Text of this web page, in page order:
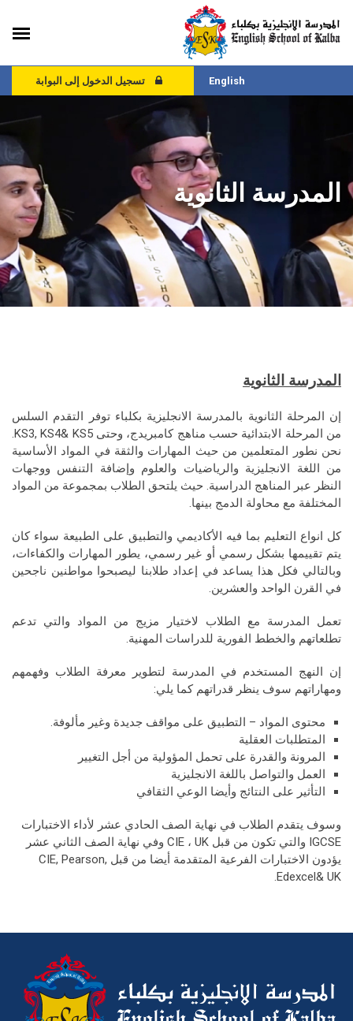
English تسجيل الدخول إلى البوابة
المدرسة الثانوية
المدرسة الثانوية
إن المرحلة الثانوية بالمدرسة الانجليزية بكلباء توفر التقدم السلس
من المرحلة الابتدائية حسب مناهج كامبريدج، وحتى KS3, KS4& KS5.
نحن نطور المتعلمين من حيث المهارات والثقة في المواد الأساسية
من اللغة الانجليزية والرياضيات والعلوم وإضافة التنفس ووجهات
النظر عبر المناهج الدراسية. حيث يلتحق الطلاب بمجموعة من المواد
المختلفة مع محاولة الدمج بينها.
كل انواع التعليم بما فيه الأكاديمي والتطبيق على الطبيعة سواء كان
يتم تقييمها بشكل رسمي أو غير رسمي، يطور المهارات والكفاءات،
وبالتالي فكل هذا يساعد في إعداد طلابنا ليصبحوا مواطنين ناجحين
في القرن الواحد والعشرين.
تعمل المدرسة مع الطلاب لاختيار مزيج من المواد والتي تدعم
تطلعاتهم والخطط الفورية للدراسات المهنية.
إن النهج المستخدم في المدرسة لتطوير معرفة الطلاب وفهمهم
ومهاراتهم سوف ينظر قدراتهم كما يلي:
محتوى المواد – التطبيق على مواقف جديدة وغير مألوفة.
المتطلبات العقلية
المرونة والقدرة على تحمل المؤولية من أجل التغيير
العمل والتواصل باللغة الانجليزية
التأثير على النتائج وأيضا الوعي الثقافي
وسوف يتقدم الطلاب في نهاية الصف الحادي عشر لأداء الاختبارات
IGCSE والتي تكون من قبل CIE ، UK وفي نهاية الصف الثاني عشر
يؤدون الاختبارات الفرعية المتقدمة أيضا من قبل CIE, Pearson,
Edexcel& UK.